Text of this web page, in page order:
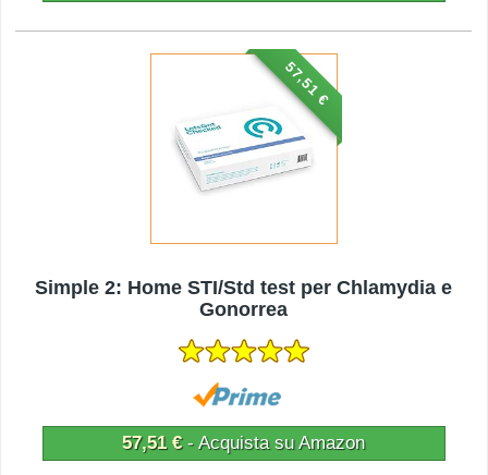
57,51 €
Simple 2: Home STI/Std test per Chlamydia e
Gonorrea
57,51 €- Acquista su Amazon